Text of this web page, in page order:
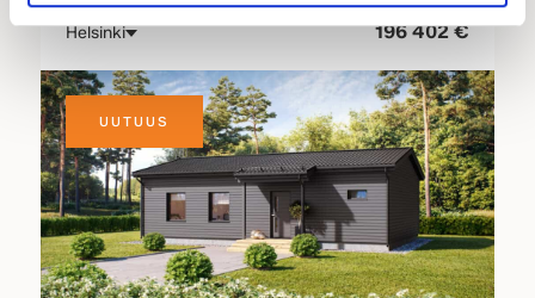
Helsinki
MUUTTOVALMISHINTA
196 402 €
UUTUUS